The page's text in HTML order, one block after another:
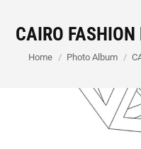
CAIRO
You are here:
Home Photo Album